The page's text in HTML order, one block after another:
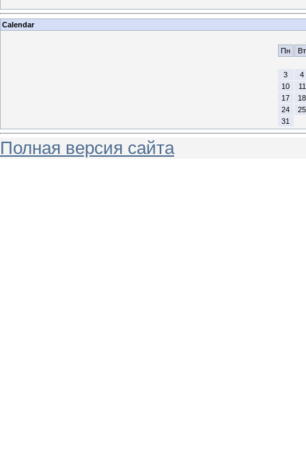
Calendar
Пн
Вт
3
4
10
11
17
18
24
25
31
Полная версия сайта